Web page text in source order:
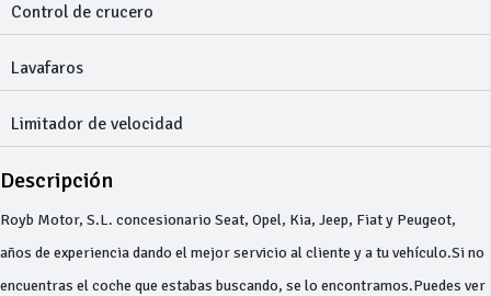
Control de crucero
Lavafaros
Limitador de velocidad
Descripción
Royb Motor, S.L. concesionario Seat, Opel, Kia, Jeep, Fiat y Peugeot,
años de experiencia dando el mejor servicio al cliente y a tu vehículo.Si no
encuentras el coche que estabas buscando, se lo encontramos.Puedes ver